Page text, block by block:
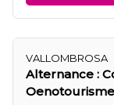
VALLOMBROSA
Alternance :